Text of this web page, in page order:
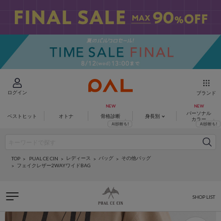
ログイン ブランド
ベストヒット オトナ 骨格診断 身長別
パーソナル
カラー
TOP PUAL CE CIN レディース バッグ
その他バッグ
フェイクレザー2WAYワイドBAG
SHOP LIST